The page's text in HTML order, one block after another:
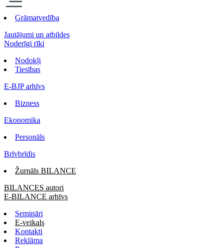
Grāmatvedība
Jautājumi un atbildes
Noderīgi rīki
Nodokļi
Tiesības
E-BJP arhīvs
Bizness
Ekonomika
Personāls
Brīvbrīdis
Žurnāls BILANCE
BILANCES autori
E-BILANCE arhīvs
Semināri
E-veikals
Kontakti
Reklāma